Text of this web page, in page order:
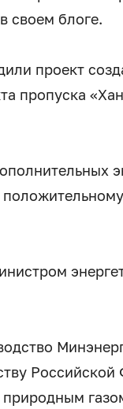
своем блоге.
проект
пропуска